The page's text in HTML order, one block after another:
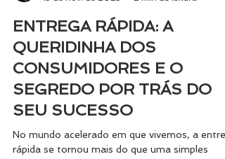
15 de nov. de 2023
2 min de leitura
ENTREGA RÁPIDA: A
QUERIDINHA DOS
CONSUMIDORES E O
SEGREDO POR TRÁS DO
SEU SUCESSO